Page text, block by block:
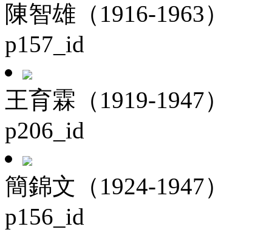
陳智雄（1916-1963）
p157_id
王育霖（1919-1947）
p206_id
簡錦文（1924-1947）
p156_id